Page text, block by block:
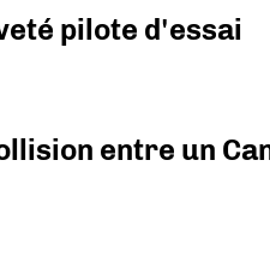
pilote d'essai
entre un